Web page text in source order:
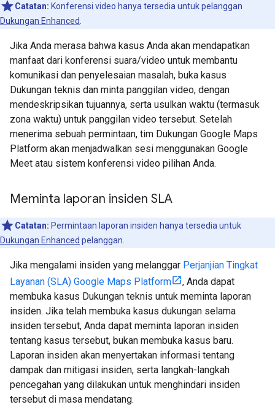
Catatan: Konferensi video hanya tersedia untuk pelanggan
Dukungan Enhanced
Jika Anda merasa bahwa kasus Anda akan mendapatkan
manfaat dari konferensi suara/video untuk membantu
komunikasi dan penyelesaian masalah, buka kasus
Dukungan teknis dan minta panggilan video, dengan
mendeskripsikan tujuannya, serta usulkan waktu (termasuk
zona waktu) untuk panggilan video tersebut. Setelah
menerima sebuah permintaan, tim Dukungan Google Maps
Platform akan menjadwalkan sesi menggunakan Google
Meet atau sistem konferensi video pilihan Anda.
Meminta laporan insiden SLA
Catatan: Permintaan laporan insiden hanya tersedia untuk
Dukungan Enhanced pelanggan.
Jika mengalami insiden yang melanggar Perjanjian Tingkat
Layanan (SLA) Google Maps Platform
, Anda dapat
membuka kasus Dukungan teknis untuk meminta laporan
insiden. Jika telah membuka kasus dukungan selama
insiden tersebut, Anda dapat meminta laporan insiden
tentang kasus tersebut, bukan membuka kasus baru.
Laporan insiden akan menyertakan informasi tentang
dampak dan mitigasi insiden, serta langkah-langkah
pencegahan yang dilakukan untuk menghindari insiden
tersebut di masa mendatang.